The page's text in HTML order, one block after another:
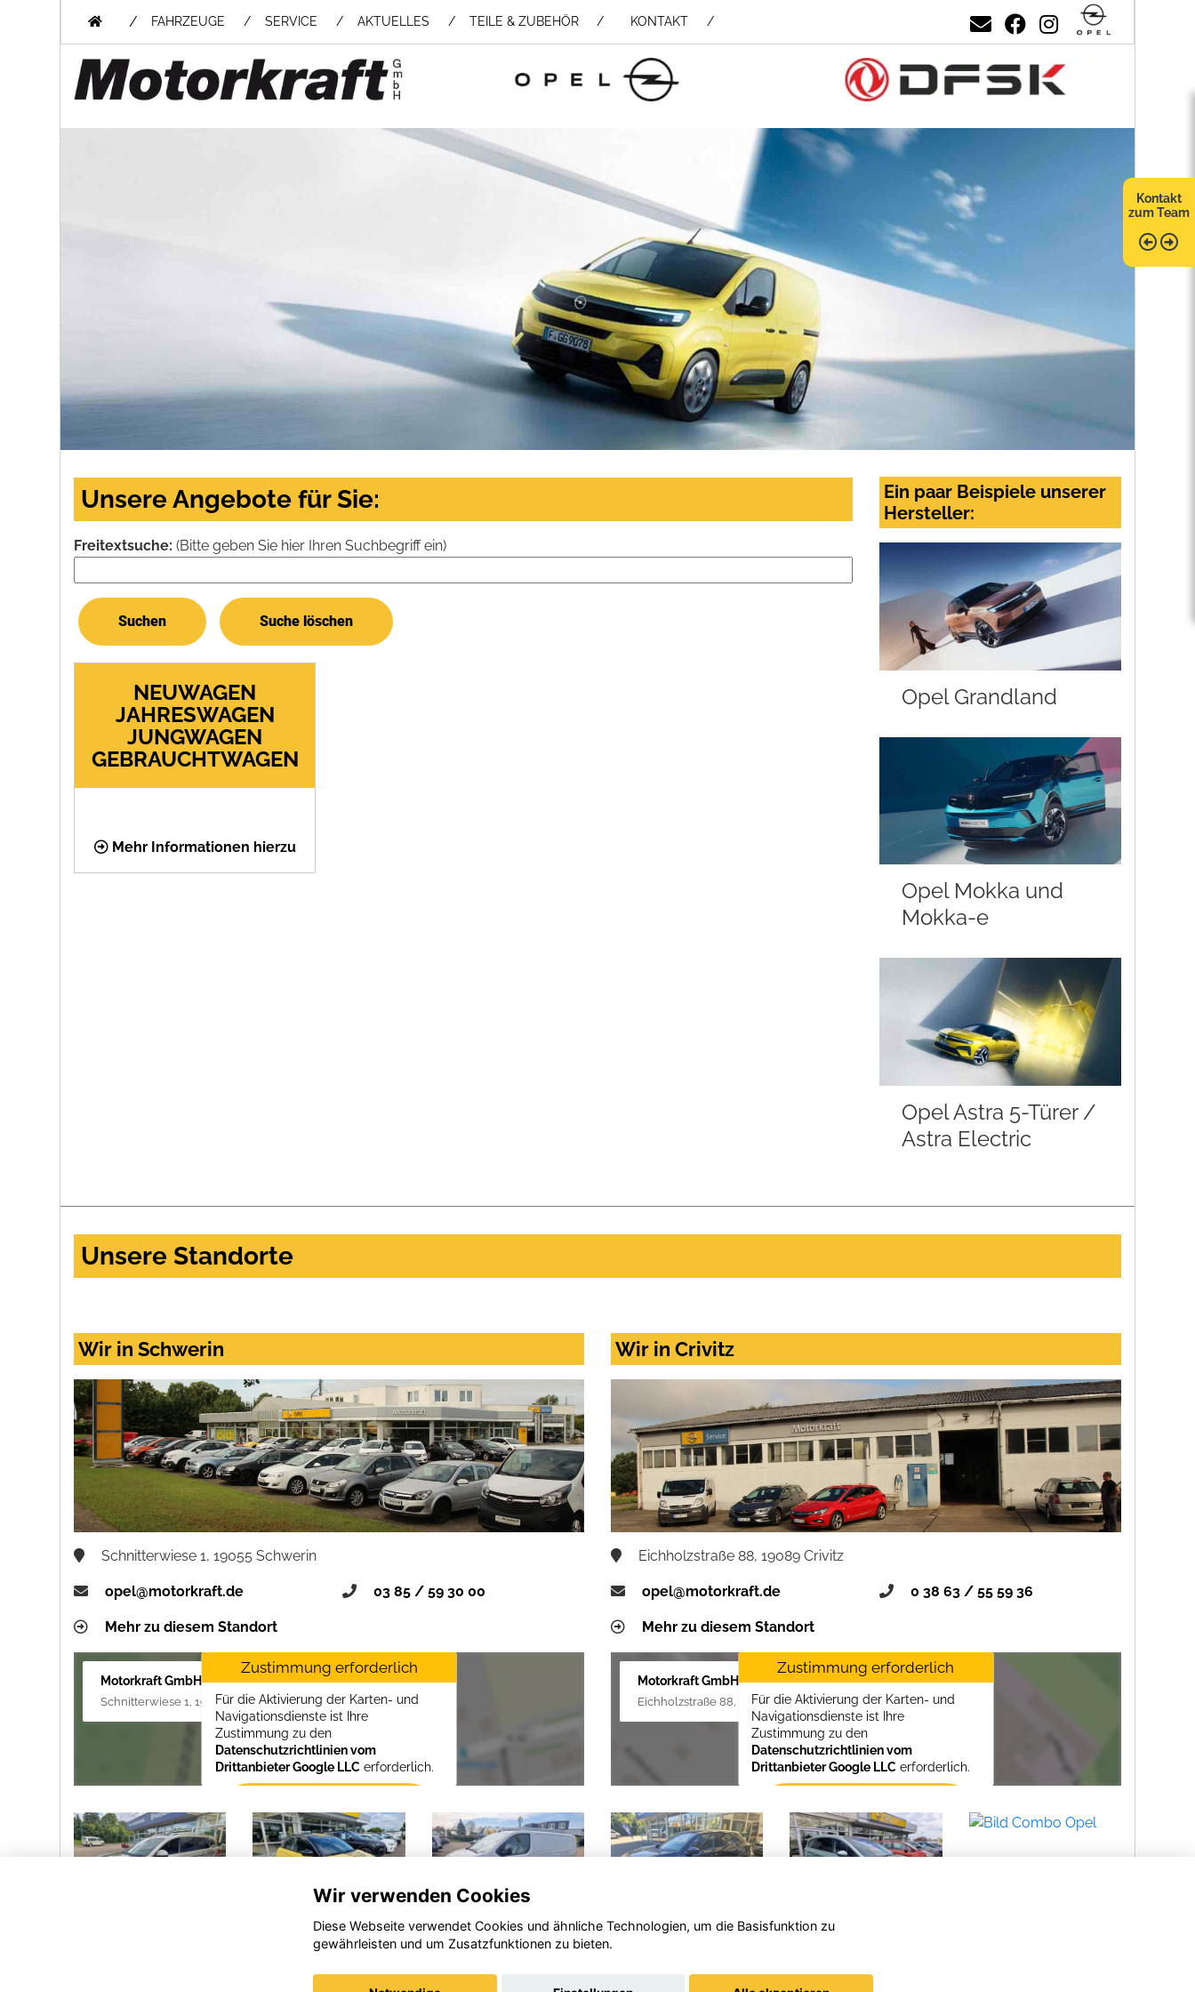
/ FAHRZEUGE SERVICE AKTUELLES TEILE & ZUBEHÖR / KONTAKT
Kontakt
zum Team
Unsere Angebote für Sie:
Freitextsuche: (Bitte geben Sie hier Ihren Suchbegriff ein)
NEUWAGEN
JAHRESWAGEN
JUNGWAGEN
GEBRAUCHTWAGEN
Mehr Informationen hierzu
Ein paar Beispiele unserer
Hersteller:
Opel Grandland
Opel Mokka und
Mokka-e
Opel Astra 5-Türer /
Astra Electric
Unsere Standorte
Wir in Schwerin
Schnitterwiese 1, 19055 Schwerin
opel@motorkraft.de 03 85 / 59 30 00
Mehr zu diesem Standort
Motorkraft GmbH
Schnitterwiese 1, 19055 Schwerin
Zustimmung erforderlich
Für die Aktivierung der Karten- und
Navigationsdienste ist Ihre
Zustimmung zu den
Datenschutzrichtlinien vom
Drittanbieter Google LLC erforderlich.
aktivieren
Wir in Crivitz
Eichholzstraße 88, 19089 Crivitz
opel@motorkraft.de 0 38 63 / 55 59 36
Mehr zu diesem Standort
Motorkraft GmbH
Eichholzstraße 88, 19089 Crivitz
Zustimmung erforderlich
Für die Aktivierung der Karten- und
Navigationsdienste ist Ihre
Zustimmung zu den
Datenschutzrichtlinien vom
Drittanbieter Google LLC erforderlich.
aktivieren
Opel
Adam
Opel
Vivaro
Mokka
Forthing 4
Wir verwenden Cookies
Diese Webseite verwendet Cookies und ähnliche Technologien, um die Basisfunktion zu
gewährleisten und um Zusatzfunktionen zu bieten.